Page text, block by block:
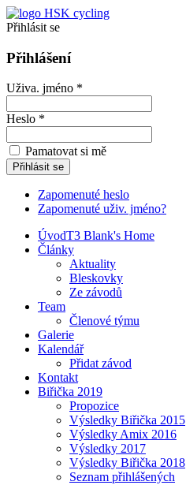
Přihlásit se
Přihlášení
Uživa. jméno *
Heslo *
Pamatovat si mě
Zapomenuté heslo
Zapomenuté uživ. jméno?
ÚvodT3 Blank's Home
Články
Aktuality
Bleskovky
Ze závodů
Team
Členové týmu
Galerie
Kalendář
Přidat závod
Kontakt
Biřička 2019
Propozice
Výsledky Biřička 2015
Výsledky Amix 2016
Výsledky 2017
Výsledky Biřička 2018
Seznam přihlášených